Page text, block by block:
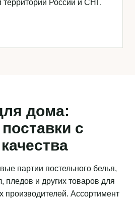
территории России и СНГ.
дома:
с
партии постельного белья,
пледов и других товаров для
производителей. Ассортимент